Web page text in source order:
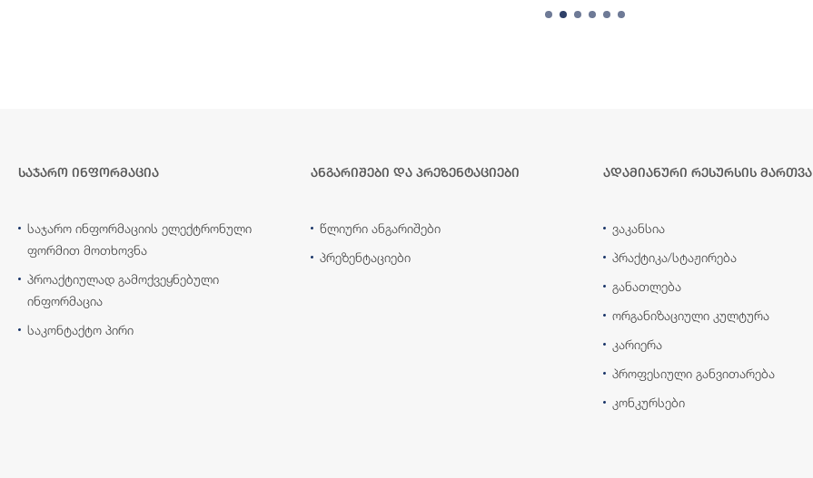
საჯარო ინფორმაცია
საჯარო ინფორმაციის ელექტრონული
ფორმით მოთხოვნა
პროაქტიულად გამოქვეყნებული
ინფორმაცია
საკონტაქტო პირი
ანგარიშები და პრეზენტაციები
წლიური ანგარიშები
პრეზენტაციები
ადამიანური რესურსის მართვა
ვაკანსია
პრაქტიკა/სტაჟირება
განათლება
ორგანიზაციული კულტურა
კარიერა
პროფესიული განვითარება
კონკურსები